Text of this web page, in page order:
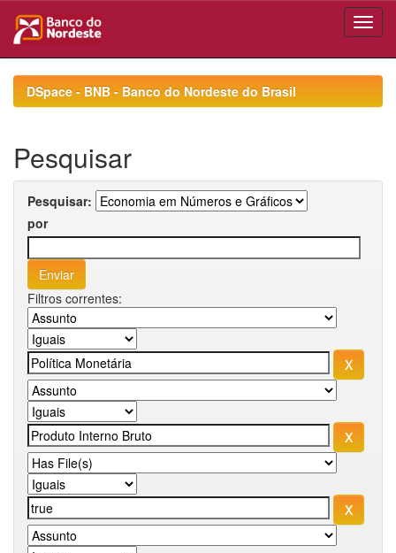
navigationDSpace - BNB - Banco do Nordeste do Brasil
Pesquisar
Pesquisar:
por
Filtros correntes: